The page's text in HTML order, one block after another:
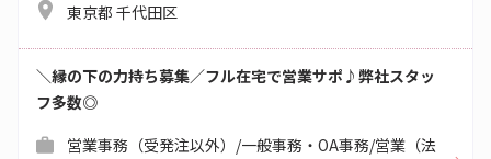
東京都 千代田区
＼縁の下の力持ち募集／フル在宅で営業サポ♪弊社スタッ
フ多数◎
営業事務（受発注以外）/一般事務・OA事務/営業（法